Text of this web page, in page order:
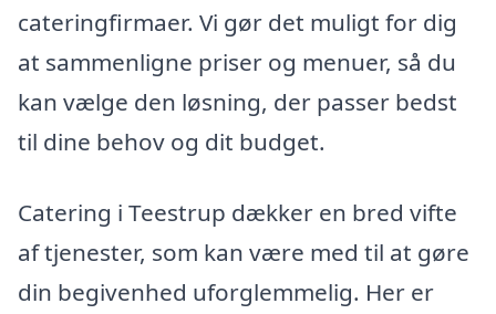
cateringfirmaer. Vi gør det muligt for dig
at sammenligne priser og menuer, så du
kan vælge den løsning, der passer bedst
til dine behov og dit budget.
Catering i Teestrup dækker en bred vifte
af tjenester, som kan være med til at gøre
din begivenhed uforglemmelig. Her er